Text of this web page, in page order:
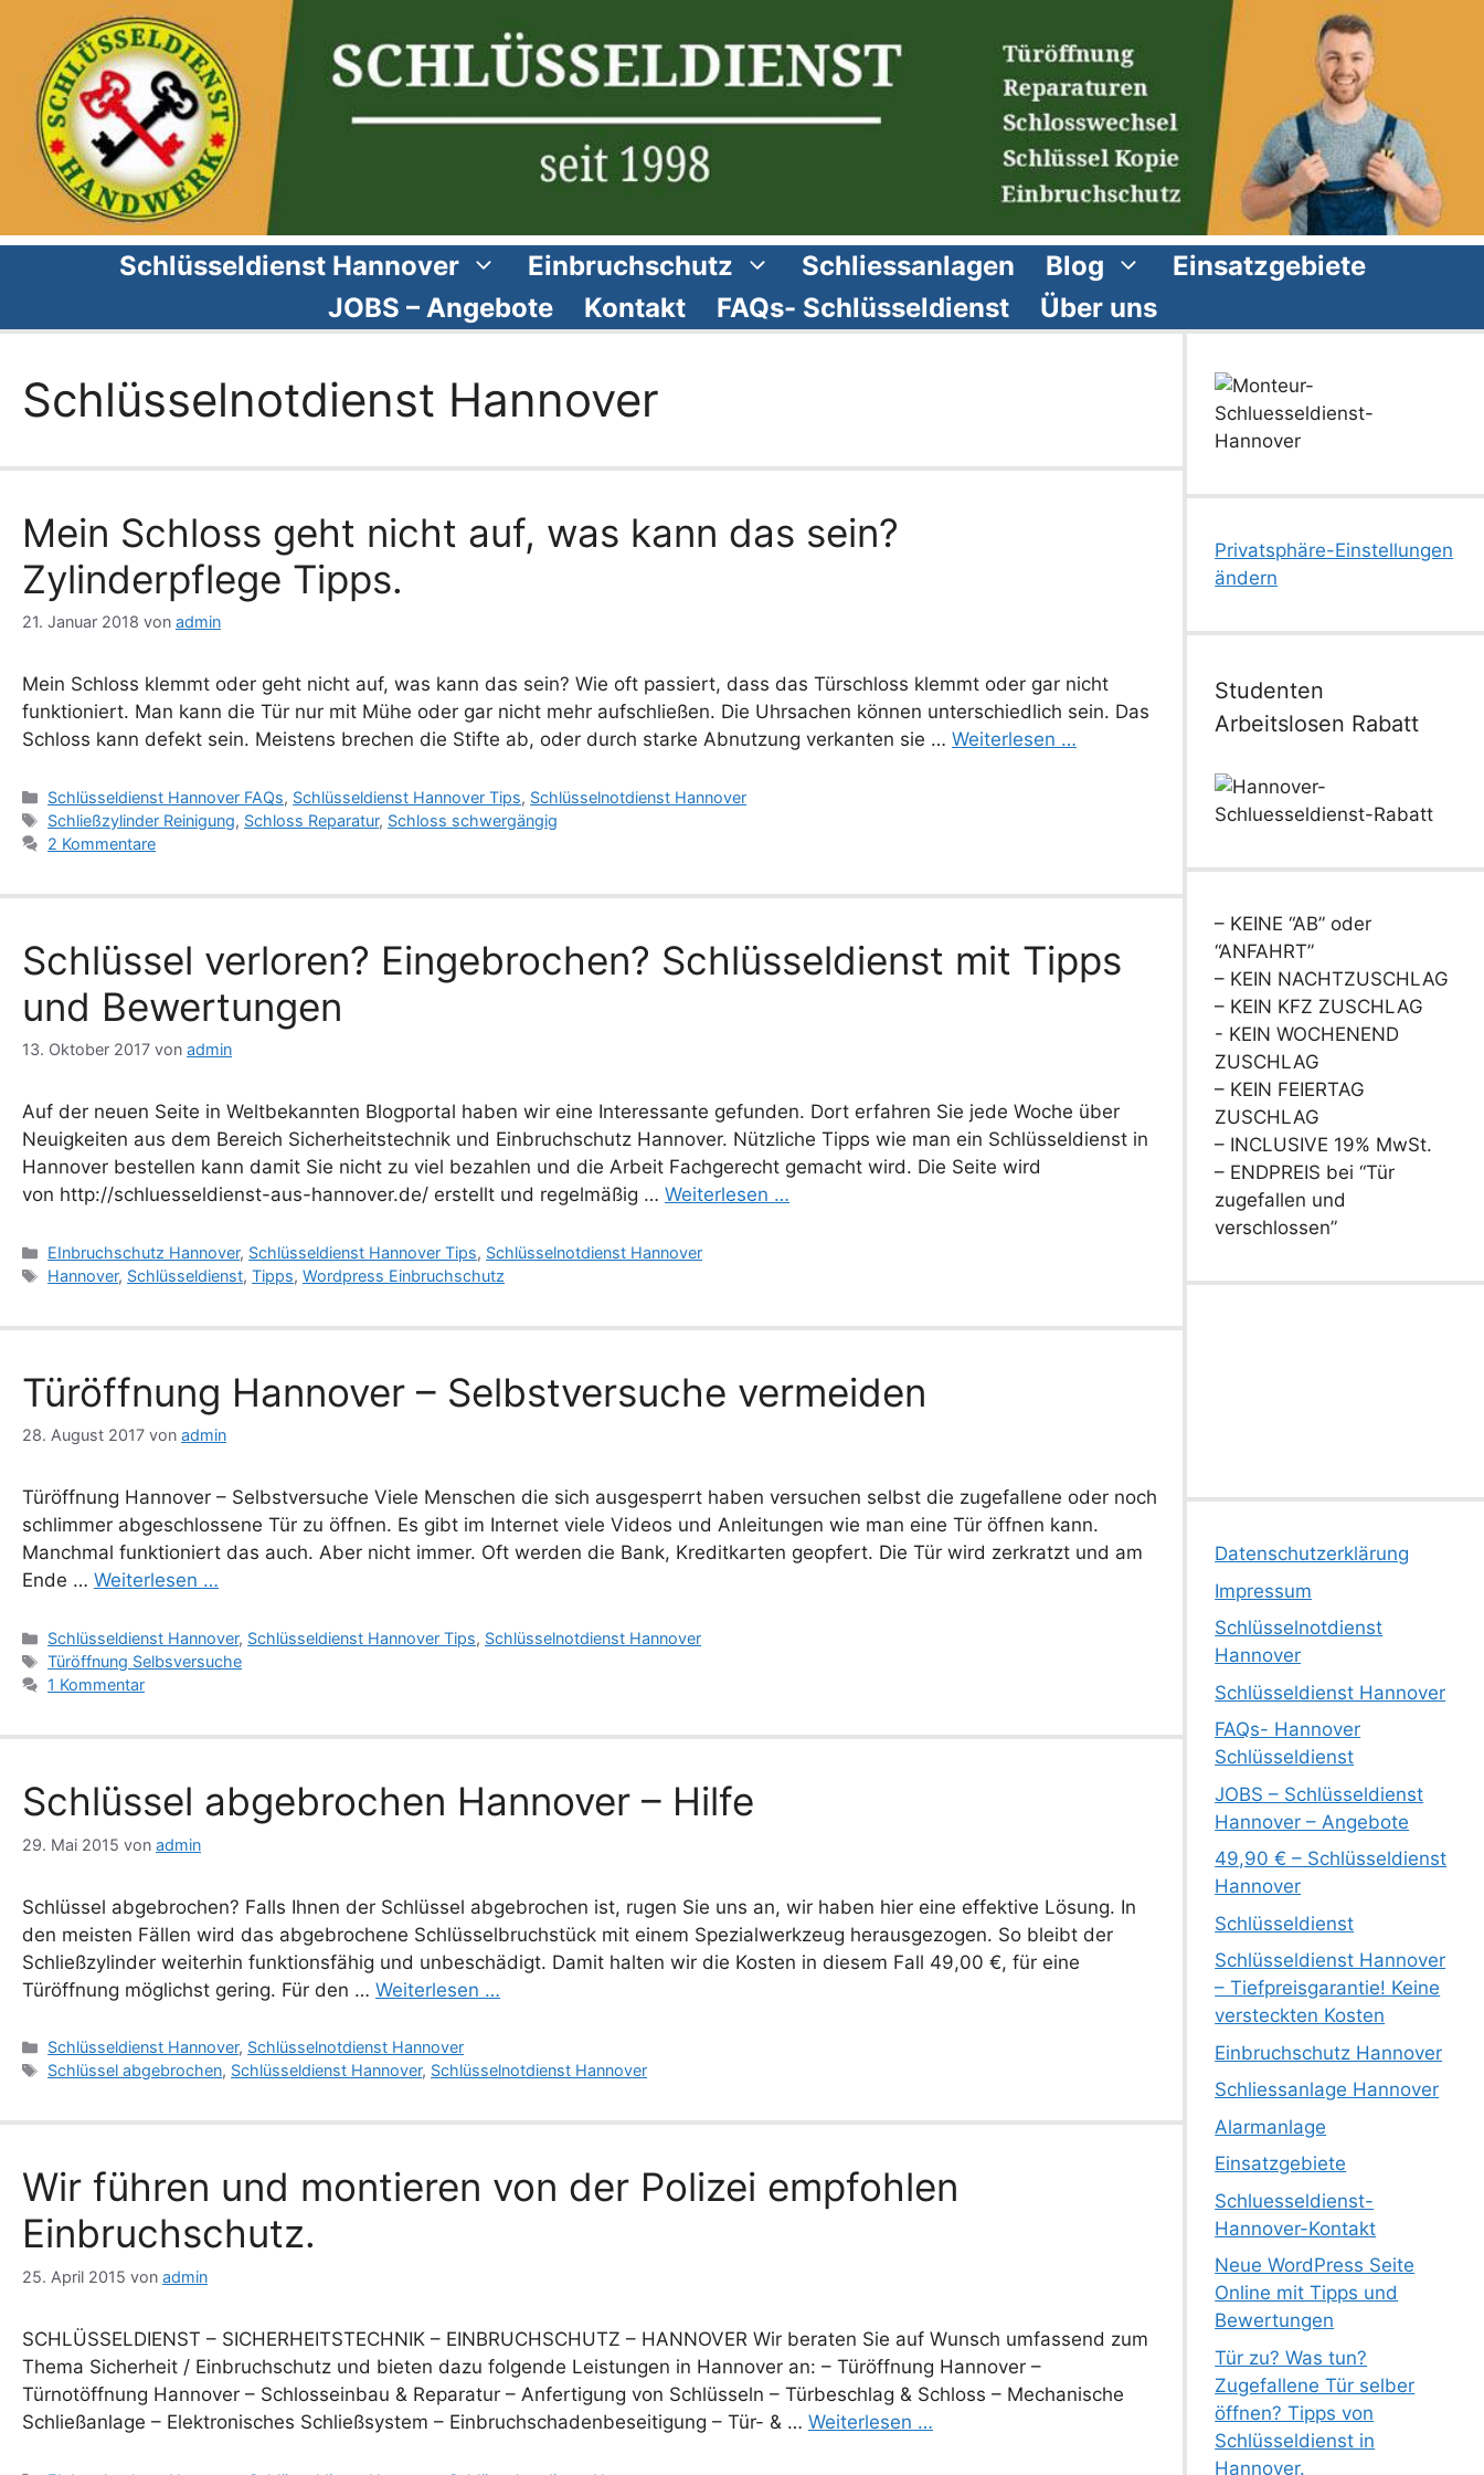
springen
Schlüsseldienst Hannover Einbruchschutz Schliessanlagen Blog
Einsatzgebiete
JOBS – Angebote
Kontakt FAQs- Schlüsseldienst Über uns
Schlüsselnotdienst Hannover
Mein Schloss geht nicht auf, was kann das sein?
Zylinderpflege Tipps.
21. Januar 2018 von admin
Mein Schloss klemmt oder geht nicht auf, was kann das sein? Wie oft passiert, dass das Türschloss klemmt oder gar nicht
funktioniert. Man kann die Tür nur mit Mühe oder gar nicht mehr aufschließen. Die Uhrsachen können unterschiedlich sein. Das
Schloss kann defekt sein. Meistens brechen die Stifte ab, oder durch starke Abnutzung verkanten sie … Weiterlesen …
Kategorien
Schlüsseldienst Hannover FAQs, Schlüsseldienst Hannover Tips, Schlüsselnotdienst Hannover
Schlagwörter
Schließzylinder Reinigung, Schloss Reparatur, Schloss schwergängig
2 Kommentare
Schlüssel verloren? Eingebrochen? Schlüsseldienst mit Tipps
und Bewertungen
13. Oktober 2017 von admin
Auf der neuen Seite in Weltbekannten Blogportal haben wir eine Interessante gefunden. Dort erfahren Sie jede Woche über
Neuigkeiten aus dem Bereich Sicherheitstechnik und Einbruchschutz Hannover. Nützliche Tipps wie man ein Schlüsseldienst in
Hannover bestellen kann damit Sie nicht zu viel bezahlen und die Arbeit Fachgerecht gemacht wird. Die Seite wird
von http://schluesseldienst-aus-hannover.de/ erstellt und regelmäßig … Weiterlesen …
Kategorien
EInbruchschutz Hannover, Schlüsseldienst Hannover Tips, Schlüsselnotdienst Hannover
Schlagwörter
Hannover, Schlüsseldienst,Tipps,Wordpress Einbruchschutz
Türöffnung Hannover – Selbstversuche vermeiden
28. August 2017 von admin
Türöffnung Hannover – Selbstversuche Viele Menschen die sich ausgesperrt haben versuchen selbst die zugefallene oder noch
schlimmer abgeschlossene Tür zu öffnen. Es gibt im Internet viele Videos und Anleitungen wie man eine Tür öffnen kann.
Manchmal funktioniert das auch. Aber nicht immer. Oft werden die Bank, Kreditkarten geopfert. Die Tür wird zerkratzt und am
Ende … Weiterlesen …
Kategorien
Schlüsseldienst Hannover, Schlüsseldienst Hannover Tips, Schlüsselnotdienst Hannover
Schlagwörter
Türöffnung Selbsversuche
1 Kommentar
Schlüssel abgebrochen Hannover – Hilfe
29. Mai 2015 von admin
Schlüssel abgebrochen? Falls Ihnen der Schlüssel abgebrochen ist, rugen Sie uns an, wir haben hier eine effektive Lösung. In
den meisten Fällen wird das abgebrochene Schlüsselbruchstück mit einem Spezialwerkzeug herausgezogen. So bleibt der
Schließzylinder weiterhin funktionsfähig und unbeschädigt. Damit halten wir die Kosten in diesem Fall 49,00 €, für eine
Türöffnung möglichst gering. Für den … Weiterlesen …
Kategorien
Schlüsseldienst Hannover, Schlüsselnotdienst Hannover
Schlagwörter
Schlüssel abgebrochen, Schlüsseldienst Hannover, Schlüsselnotdienst Hannover
Wir führen und montieren von der Polizei empfohlen
Einbruchschutz.
25. April 2015 von admin
SCHLÜSSELDIENST – SICHERHEITSTECHNIK – EINBRUCHSCHUTZ – HANNOVER Wir beraten Sie auf Wunsch umfassend zum
Thema Sicherheit / Einbruchschutz und bieten dazu folgende Leistungen in Hannover an: – Türöffnung Hannover –
Türnotöffnung Hannover – Schlosseinbau & Reparatur – Anfertigung von Schlüsseln – Türbeschlag & Schloss – Mechanische
Schließanlage – Elektronisches Schließsystem – Einbruchschadenbeseitigung – Tür- & … Weiterlesen …
Privatsphäre-Einstellungen
ändern
Studenten
Arbeitslosen Rabatt
– KEINE “AB” oder
“ANFAHRT”
– KEIN NACHTZUSCHLAG
– KEIN KFZ ZUSCHLAG
- KEIN WOCHENEND
ZUSCHLAG
– KEIN FEIERTAG
ZUSCHLAG
– INCLUSIVE 19% MwSt.
– ENDPREIS bei “Tür
zugefallen und
verschlossen”
Datenschutzerklärung
Impressum
Schlüsselnotdienst
Hannover
Schlüsseldienst Hannover
FAQs- Hannover
Schlüsseldienst
JOBS – Schlüsseldienst
Hannover – Angebote
49,90 € – Schlüsseldienst
Hannover
Schlüsseldienst
Schlüsseldienst Hannover
– Tiefpreisgarantie! Keine
versteckten Kosten
Einbruchschutz Hannover
Schliessanlage Hannover
Alarmanlage
Einsatzgebiete
Schluesseldienst-
Hannover-Kontakt
Neue WordPress Seite
Online mit Tipps und
Bewertungen
Tür zu? Was tun?
Zugefallene Tür selber
öffnen? Tipps von
Schlüsseldienst in
Hannover.